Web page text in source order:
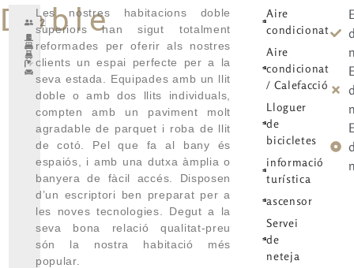
Doble
2
Les nostres habitacions doble
superiors han sigut totalment
reformades per oferir als nostres
clients un espai perfecte per a la
seva estada. Equipades amb un llit
doble o amb dos llits individuals,
compten amb un paviment molt
agradable de parquet i roba de llit
de cotó. Pel que fa al bany és
espaiós, i amb una dutxa àmplia o
banyera de fàcil accés. Disposen
d’un escriptori ben preparat per a
les noves tecnologies. Degut a la
seva bona relació qualitat-preu
són la nostra habitació més
popular.
Aire
condicionat
Aire
condicionat
/ Calefacció
Lloguer
de
bicicletes
informació
turística
ascensor
Servei
de
neteja